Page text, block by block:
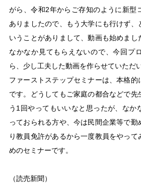
がら、令和2年からご存知のように新型
ありましたので、もう大学にも行けず、
いうことがありまして、動画も始めまし
なかなか見てもらえないので、今回プ
ら、少し工夫した動画を作らせていただ
ファーストステップセミナーは、本格的
です。どうしてもご家庭の都合などで先
う1回やってもいいなと思ったが、なか
っておられる方や、今は民間企業等で
り教員免許があるから一度教員をやっ
めのセミナーです。
（読売新聞）